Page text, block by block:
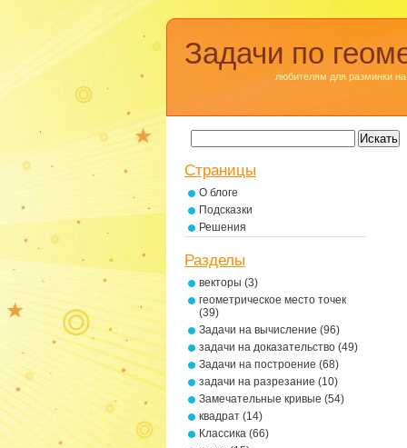
Задачи по
любителям для разминки на
Страницы
О блоге
Подсказки
Решения
Разделы
векторы (3)
геометрическое место точек
(39)
Задачи на вычисление (96)
задачи на доказательство (49)
Задачи на построение (68)
задачи на разрезание (10)
Замечательные кривые (54)
квадрат (14)
Классика (66)